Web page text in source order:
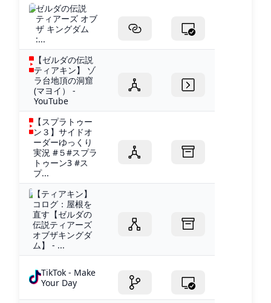
ゼルダの伝説
ティアーズ オブ
ザ キングダム
:...
【ゼルダの伝説
ティアキン】 ゾ
ラ台地頂の洞窟
(マヨイ） -
YouTube
【スプラトゥー
ン３】サイドオ
ーダーゆっくり
実況 #５#スプラ
トゥーン3 #ス
プ...
【ティアキン】
コログ：屋根を
直す【ゼルダの
伝説ティアーズ
オブザキングダ
ム】 - ...
TikTok - Make
Your Day